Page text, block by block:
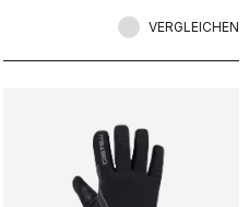
VERGLEICHEN